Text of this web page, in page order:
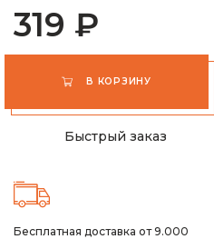
319 ₽
В КОРЗИНУ
Быстрый заказ
Бесплатная доставка от 9.000